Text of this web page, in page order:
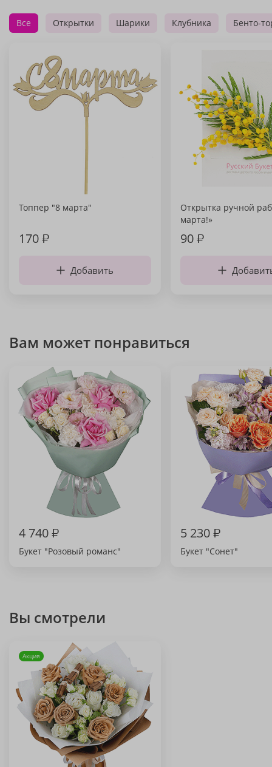
Все Открытки Шарики Клубника Бенто-
Топпер "8 марта"
170₽
Добавить
Открытка ручной
марта!»
90₽
Вам может понравиться
4 740₽
Букет "Розовый романс"
5 230₽
Букет "Сонет"
Вы смотрели
Акция